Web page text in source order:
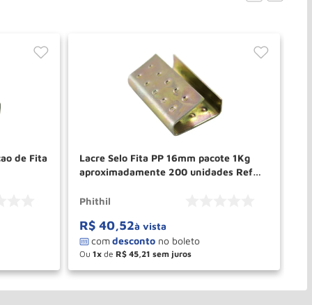
de Fita
Lacre Selo Fita PP 16mm pacote 1Kg
aproximadamente 200 unidades Ref
Phithil
R$ 40,52à vista
Ou 1 de R$ 45 21
＋
－ COMPRAR